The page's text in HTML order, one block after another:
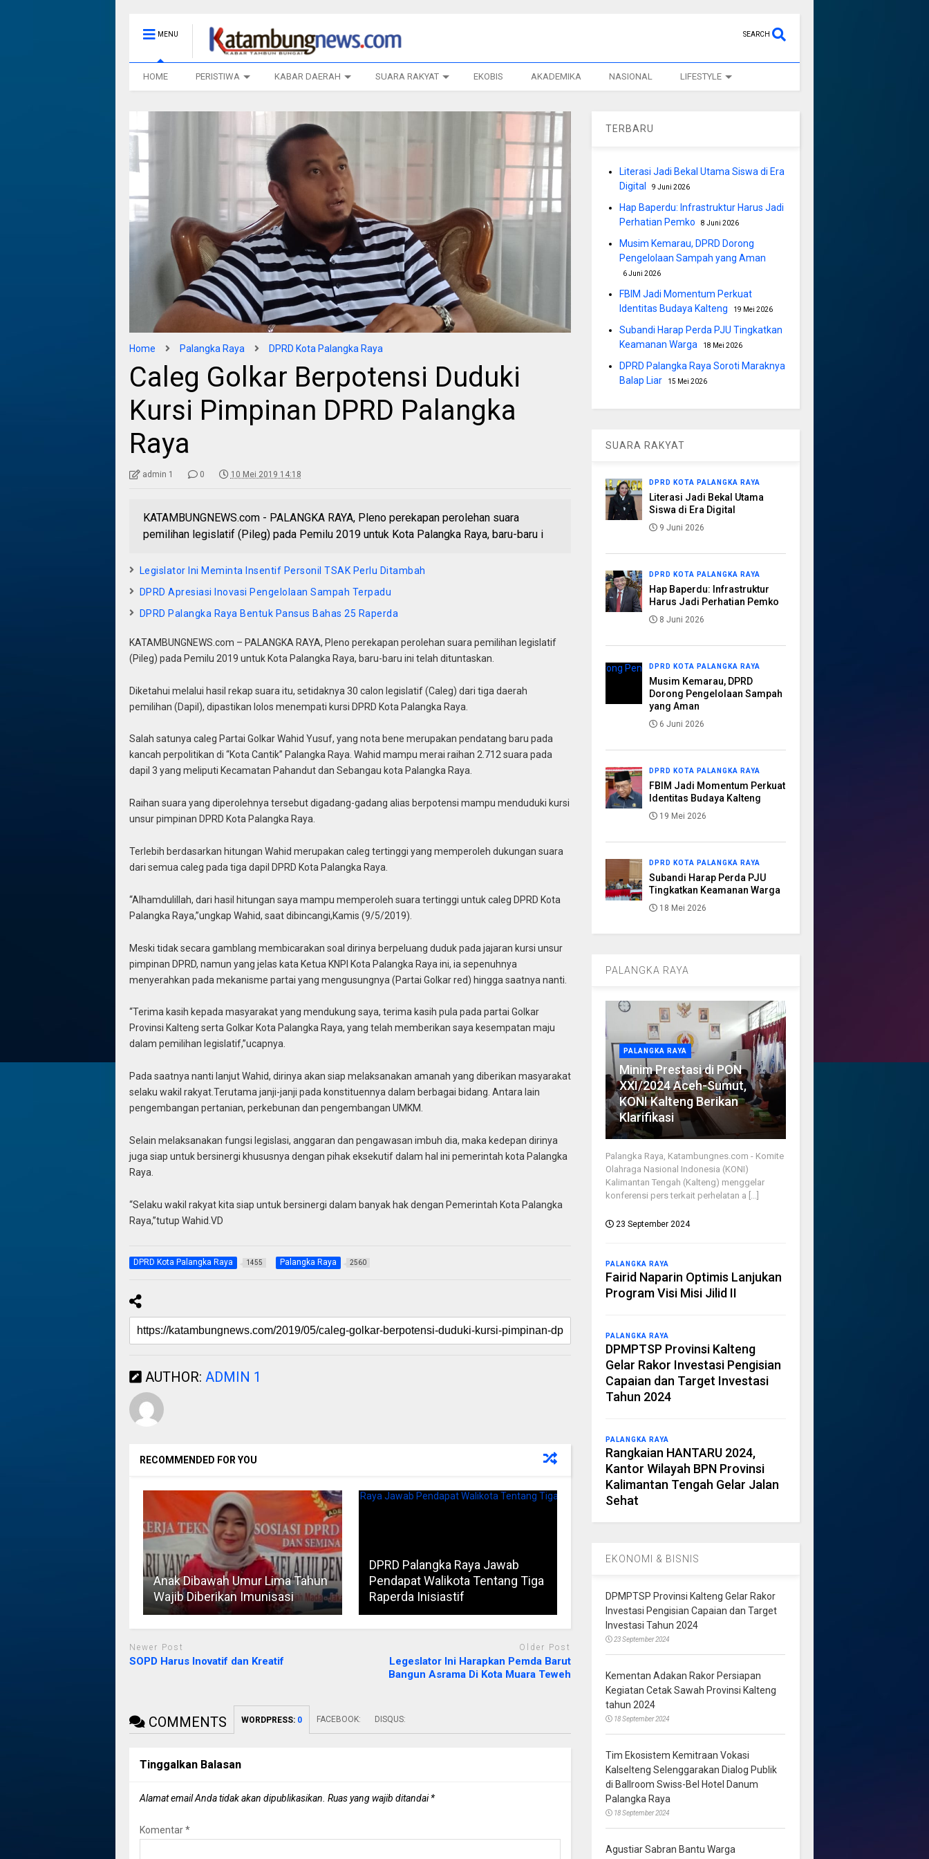
MENU SEARCH
HOME PERISTIWA KABAR DAERAH SUARA RAKYAT EKOBIS AKADEMIKA NASIONAL LIFESTYLE
Home Palangka Raya DPRD Kota Palangka Raya
Caleg Golkar Berpotensi Duduki
Kursi Pimpinan DPRD Palangka
Raya
admin 1 0 10 Mei 2019 14:18
KATAMBUNGNEWS.com - PALANGKA RAYA, Pleno perekapan perolehan suara
pemilihan legislatif (Pileg) pada Pemilu 2019 untuk Kota Palangka Raya, baru-baru i
Legislator Ini Meminta Insentif Personil TSAK Perlu Ditambah
DPRD Apresiasi Inovasi Pengelolaan Sampah Terpadu
DPRD Palangka Raya Bentuk Pansus Bahas 25 Raperda
KATAMBUNGNEWS.com – PALANGKA RAYA, Pleno perekapan perolehan suara pemilihan legislatif
(Pileg) pada Pemilu 2019 untuk Kota Palangka Raya, baru-baru ini telah dituntaskan.
Diketahui melalui hasil rekap suara itu, setidaknya 30 calon legislatif (Caleg) dari tiga daerah
pemilihan (Dapil), dipastikan lolos menempati kursi DPRD Kota Palangka Raya.
Salah satunya caleg Partai Golkar Wahid Yusuf, yang nota bene merupakan pendatang baru pada
kancah perpolitikan di “Kota Cantik” Palangka Raya. Wahid mampu merai raihan 2.712 suara pada
dapil 3 yang meliputi Kecamatan Pahandut dan Sebangau kota Palangka Raya.
Raihan suara yang diperolehnya tersebut digadang-gadang alias berpotensi mampu menduduki kursi
unsur pimpinan DPRD Kota Palangka Raya.
Terlebih berdasarkan hitungan Wahid merupakan caleg tertinggi yang memperoleh dukungan suara
dari semua caleg pada tiga dapil DPRD Kota Palangka Raya.
“Alhamdulillah, dari hasil hitungan saya mampu memperoleh suara tertinggi untuk caleg DPRD Kota
Palangka Raya,”ungkap Wahid, saat dibincangi,Kamis (9/5/2019).
Meski tidak secara gamblang membicarakan soal dirinya berpeluang duduk pada jajaran kursi unsur
pimpinan DPRD, namun yang jelas kata Ketua KNPI Kota Palangka Raya ini, ia sepenuhnya
menyerahkan pada mekanisme partai yang mengusungnya (Partai Golkar red) hingga saatnya nanti.
“Terima kasih kepada masyarakat yang mendukung saya, terima kasih pula pada partai Golkar
Provinsi Kalteng serta Golkar Kota Palangka Raya, yang telah memberikan saya kesempatan maju
dalam pemilihan legislatif,”ucapnya.
Pada saatnya nanti lanjut Wahid, dirinya akan siap melaksanakan amanah yang diberikan masyarakat
selaku wakil rakyat.Terutama janji-janji pada konstituennya dalam berbagai bidang. Antara lain
pengembangan pertanian, perkebunan dan pengembangan UMKM.
Selain melaksanakan fungsi legislasi, anggaran dan pengawasan imbuh dia, maka kedepan dirinya
juga siap untuk bersinergi khususnya dengan pihak eksekutif dalam hal ini pemerintah kota Palangka
Raya.
“Selaku wakil rakyat kita siap untuk bersinergi dalam banyak hak dengan Pemerintah Kota Palangka
Raya,”tutup Wahid.VD
DPRD Kota Palangka Raya 1455 Palangka Raya 2560
AUTHOR: ADMIN 1
RECOMMENDED FOR YOU
Anak Dibawah Umur Lima Tahun
Wajib Diberikan Imunisasi
DPRD Palangka Raya Jawab
Pendapat Walikota Tentang Tiga
Raperda Inisiastif
Newer Post
SOPD Harus Inovatif dan Kreatif
Older Post
Legeslator Ini Harapkan Pemda Barut
Bangun Asrama Di Kota Muara Teweh
COMMENTS WORDPRESS: 0 FACEBOOK: DISQUS:
Tinggalkan Balasan
Alamat email Anda tidak akan dipublikasikan. Ruas yang wajib ditandai*
Komentar*
TERBARU
Literasi Jadi Bekal Utama Siswa di Era
Digital
9 Juni 2026
Hap Baperdu: Infrastruktur Harus Jadi
Perhatian Pemko
8 Juni 2026
Musim Kemarau, DPRD Dorong
Pengelolaan Sampah yang Aman
6 Juni 2026
FBIM Jadi Momentum Perkuat
Identitas Budaya Kalteng
19 Mei 2026
Subandi Harap Perda PJU Tingkatkan
Keamanan Warga
18 Mei 2026
DPRD Palangka Raya Soroti Maraknya
Balap Liar
15 Mei 2026
SUARA RAKYAT
DPRD KOTA PALANGKA RAYA
Literasi Jadi Bekal Utama
Siswa di Era Digital
9 Juni 2026
DPRD KOTA PALANGKA RAYA
Hap Baperdu: Infrastruktur
Harus Jadi Perhatian Pemko
8 Juni 2026
DPRD KOTA PALANGKA RAYA
Musim Kemarau, DPRD
Dorong Pengelolaan Sampah
yang Aman
6 Juni 2026
DPRD KOTA PALANGKA RAYA
FBIM Jadi Momentum Perkuat
Identitas Budaya Kalteng
19 Mei 2026
DPRD KOTA PALANGKA RAYA
Subandi Harap Perda PJU
Tingkatkan Keamanan Warga
18 Mei 2026
PALANGKA RAYA
PALANGKA RAYA
Minim Prestasi di PON
XXI/2024 Aceh-Sumut,
KONI Kalteng Berikan
Klarifikasi
Palangka Raya, Katambungnes.com - Komite
Olahraga Nasional Indonesia (KONI)
Kalimantan Tengah (Kalteng) menggelar
konferensi pers terkait perhelatan a [...]
23 September 2024
PALANGKA RAYA
Fairid Naparin Optimis Lanjukan
Program Visi Misi Jilid II
PALANGKA RAYA
DPMPTSP Provinsi Kalteng
Gelar Rakor Investasi Pengisian
Capaian dan Target Investasi
Tahun 2024
PALANGKA RAYA
Rangkaian HANTARU 2024,
Kantor Wilayah BPN Provinsi
Kalimantan Tengah Gelar Jalan
Sehat
EKONOMI & BISNIS
DPMPTSP Provinsi Kalteng Gelar Rakor
Investasi Pengisian Capaian dan Target
Investasi Tahun 2024
23 September 2024
Kementan Adakan Rakor Persiapan
Kegiatan Cetak Sawah Provinsi Kalteng
tahun 2024
18 September 2024
Tim Ekosistem Kemitraan Vokasi
Kalselteng Selenggarakan Dialog Publik
di Ballroom Swiss-Bel Hotel Danum
Palangka Raya
18 September 2024
Agustiar Sabran Bantu Warga